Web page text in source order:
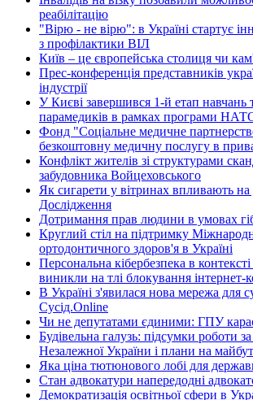
реабілітацію
"Вірю - не вірю": в Україні стартує
з профілактики ВІЛ
Київ – це європейська столиця чи
Прес-конференція представників
індустрії
У Києві завершився 1-й етап навчань
парамедиків в рамках програми
Фонд "Соціальне медичне
безкоштовну медичну послугу в
Конфлікт жителів зі структурами
забудовника Войцеховського
Як сигарети у вітринах впливають на
Дослідження
Дотримання прав людини в умовах
Круглий стіл на підтримку
ортодонтичного здоров'я в Україні
Персональна кібербезпека в
виникли на тлі блокування інтернет-
В Україні з'явилася нова мережа для
Сусід.Online
Чи не депутатами єдиними: ГПУ
Будівельна галузь: підсумки роботи
Незалежної України і плани на
Яка ціна тютюнового лобі для
Стан адвокатури напередодні
Демократизація освітньої сфери в